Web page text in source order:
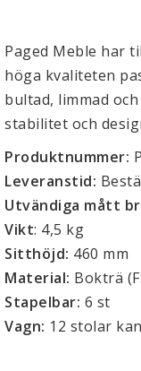
Paged Meble har
höga kvaliteten
bultad, limmad
stabilitet och
Produktnummer:
Leveranstid:
Utvändiga mått
Vikt: 4,5 kg
Sitthöjd: 460 mm
Material: Bokträ
Stapelbar: 6 st
Vagn: 12 stolar